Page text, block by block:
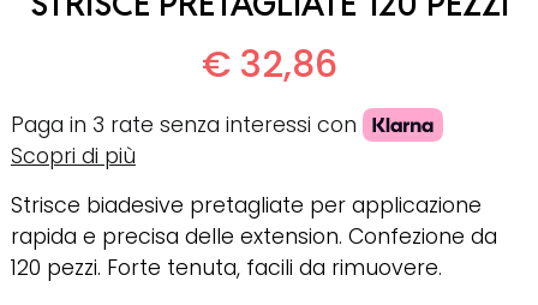
€ 32,86
Paga in 3 rate senza interessi con
Scopri di più
Strisce biadesive pretagliate per applicazione
rapida e precisa delle extension. Confezione da
120 pezzi. Forte tenuta, facili da rimuovere.